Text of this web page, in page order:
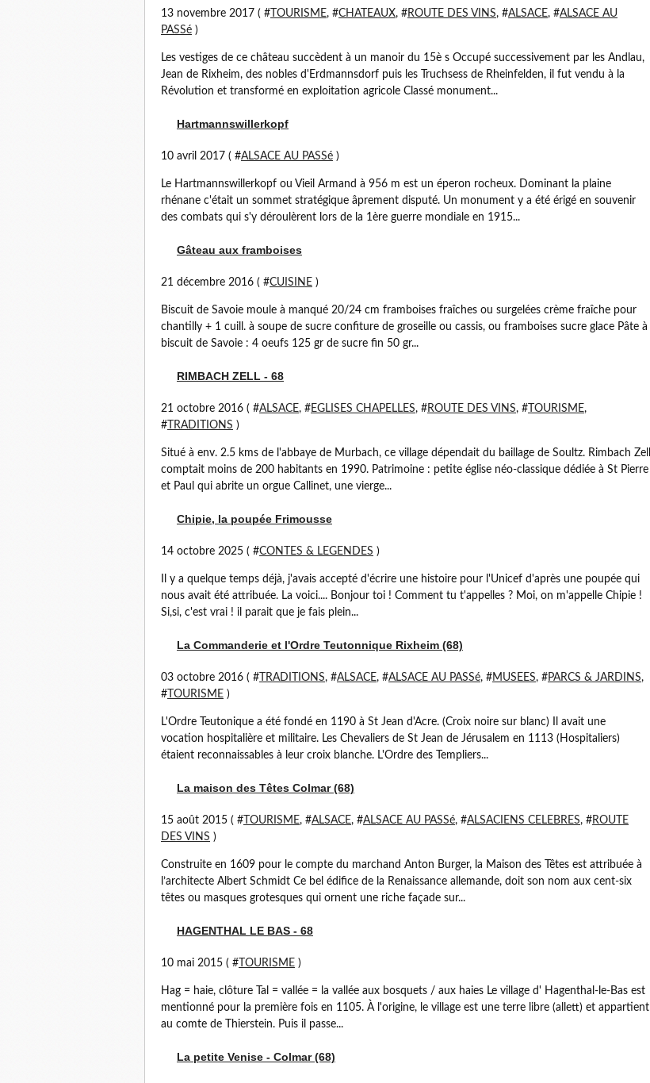
13 novembre 2017 ( # TOURISME, #CHATEAUX, #ROUTE DES VINS, #ALSACE, #ALSACE AU
PASSé )
Les vestiges de ce château succèdent à un manoir du 15è s Occupé successivement par les Andlau,
Jean de Rixheim, des nobles d'Erdmannsdorf puis les Truchsess de Rheinfelden, il fut vendu à la
Révolution et transformé en exploitation agricole Classé monument...
Hartmannswillerkopf
10 avril 2017 ( #ALSACE AU PASSé )
Le Hartmannswillerkopf ou Vieil Armand à 956 m est un éperon rocheux. Dominant la plaine
rhénane c'était un sommet stratégique âprement disputé. Un monument y a été érigé en souvenir
des combats qui s'y déroulèrent lors de la 1ère guerre mondiale en 1915...
Gâteau aux framboises
21 décembre 2016 ( #CUISINE )
Biscuit de Savoie moule à manqué 20/24 cm framboises fraîches ou surgelées crème fraîche pour
chantilly + 1 cuill. à soupe de sucre confiture de groseille ou cassis, ou framboises sucre glace Pâte à
biscuit de Savoie : 4 oeufs 125 gr de sucre fin 50 gr...
RIMBACH ZELL - 68
21 octobre 2016 ( #ALSACE, #EGLISES CHAPELLES, #ROUTE DES VINS, # TOURISME,
# TRADITIONS )
Situé à env. 2.5 kms de l'abbaye de Murbach, ce village dépendait du baillage de Soultz. Rimbach Zell
comptait moins de 200 habitants en 1990. Patrimoine : petite église néo-classique dédiée à St Pierre
et Paul qui abrite un orgue Callinet, une vierge...
Chipie, la poupée Frimousse
14 octobre 2025 ( #CONTES & LEGENDES )
Il y a quelque temps déjà, j'avais accepté d'écrire une histoire pour l'Unicef d'après une poupée qui
nous avait été attribuée. La voici.... Bonjour toi ! Comment tu t'appelles ? Moi, on m'appelle Chipie !
Si,si, c'est vrai ! il parait que je fais plein...
La Commanderie et l'Ordre Teutonnique Rixheim (68)
03 octobre 2016 ( # TRADITIONS, #ALSACE, #ALSACE AU PASSé, #MUSEES, #PARCS & JARDINS,
# TOURISME )
L'Ordre Teutonique a été fondé en 1190 à St Jean d'Acre. (Croix noire sur blanc) Il avait une
vocation hospitalière et militaire. Les Chevaliers de St Jean de Jérusalem en 1113 (Hospitaliers)
étaient reconnaissables à leur croix blanche. L'Ordre des Templiers...
La maison des Têtes Colmar (68)
15 août 2015 ( # TOURISME, #ALSACE, #ALSACE AU PASSé, #ALSACIENS CELEBRES, #ROUTE
DES VINS )
Construite en 1609 pour le compte du marchand Anton Burger, la Maison des Têtes est attribuée à
l’architecte Albert Schmidt Ce bel édifice de la Renaissance allemande, doit son nom aux cent-six
têtes ou masques grotesques qui ornent une riche façade sur...
HAGENTHAL LE BAS - 68
10 mai 2015 ( # TOURISME )
Hag = haie, clôture Tal = vallée = la vallée aux bosquets / aux haies Le village d' Hagenthal-le-Bas est
mentionné pour la première fois en 1105. À l'origine, le village est une terre libre (allett) et appartient
au comte de Thierstein. Puis il passe...
La petite Venise - Colmar (68)